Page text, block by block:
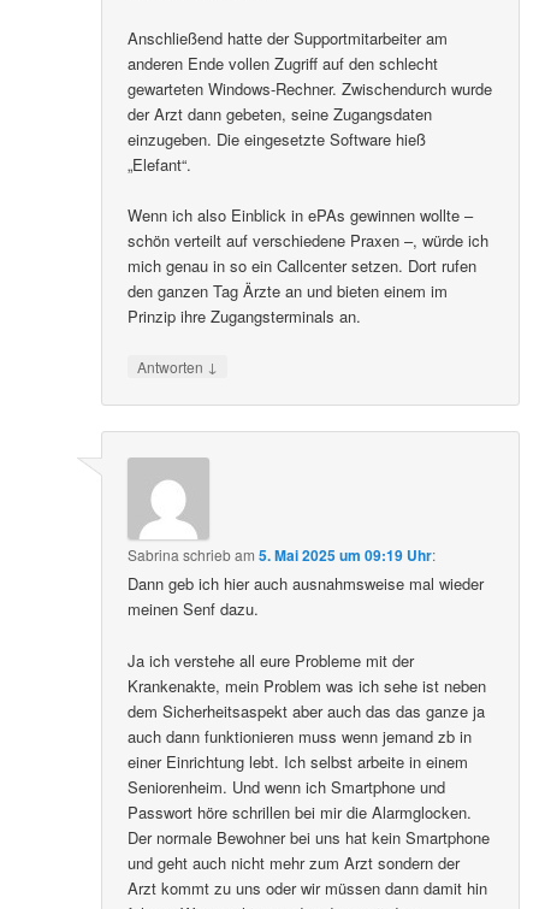
Anschließend hatte der Supportmitarbeiter am
anderen Ende vollen Zugriff auf den schlecht
gewarteten Windows-Rechner. Zwischendurch wurde
der Arzt dann gebeten, seine Zugangsdaten
einzugeben. Die eingesetzte Software hieß
„Elefant“.
Wenn ich also Einblick in ePAs gewinnen wollte –
schön verteilt auf verschiedene Praxen –, würde ich
mich genau in so ein Callcenter setzen. Dort rufen
den ganzen Tag Ärzte an und bieten einem im
Prinzip ihre Zugangsterminals an.
Antworten ↓
Sabrinaschriebam5. Mai 2025 um 09:19 Uhr:
Dann geb ich hier auch ausnahmsweise mal wieder
meinen Senf dazu.
Ja ich verstehe all eure Probleme mit der
Krankenakte, mein Problem was ich sehe ist neben
dem Sicherheitsaspekt aber auch das das ganze ja
auch dann funktionieren muss wenn jemand zb in
einer Einrichtung lebt. Ich selbst arbeite in einem
Seniorenheim. Und wenn ich Smartphone und
Passwort höre schrillen bei mir die Alarmglocken.
Der normale Bewohner bei uns hat kein Smartphone
und geht auch nicht mehr zum Arzt sondern der
Arzt kommt zu uns oder wir müssen dann damit hin